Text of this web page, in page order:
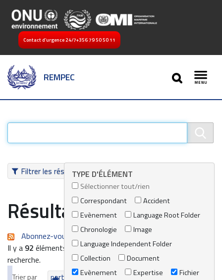
Contact d’urgence 24/7+356 79 50 50 11
REMPEC
SEARCH
Filtrer les résultatsTYPE D'ÉLÉMENT
Sélectionner tout/rien
Correspondant
Accident
Evènement
Language Root Folder
Chronologie
Image
Language Independent Folder
Collection
Document
Evènement
Expertise
Fichier
Résultats de recherche
Abonnez-vous au flux RSS de cette recherche
Il y a 92 éléments qui correspondent à vos termes de
recherche.
Trier par pertinence
date (le plus récent en premier)